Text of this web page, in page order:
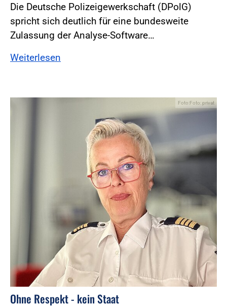
Die Deutsche Polizeigewerkschaft (DPolG)
spricht sich deutlich für eine bundesweite
Zulassung der Analyse-Software…
Weiterlesen
Foto:Foto: privat
Ohne Respekt - kein Staat